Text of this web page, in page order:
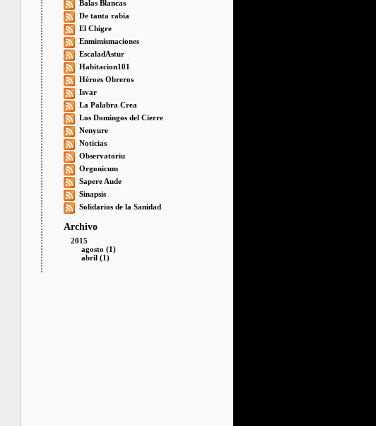
Balas Blancas
De tanta rabia
El Chigre
Enmimismaciones
EscaladAstur
Habitacion101
Héroes Obreros
Isvar
La Palabra Crea
Los Domingos del Cierre
Nenyure
Noticias
Observatoriu
Orgonicum
Sapere Aude
Sinapsis
Solidarios de la Sanidad
Archivo
2015
agosto (1)
abril (1)